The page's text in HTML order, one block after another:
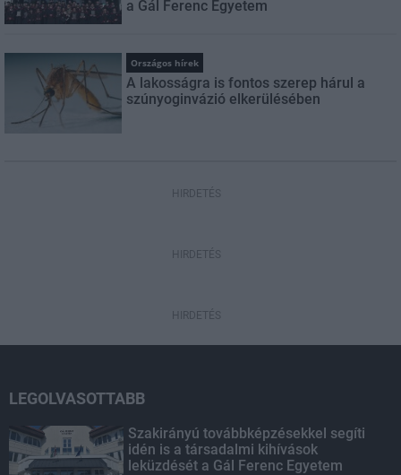
a Gál Ferenc Egyetem
Országos hírek
A lakosságra is fontos szerep hárul a
szúnyoginvázió elkerülésében
HIRDETÉS
HIRDETÉS
HIRDETÉS
LEGOLVASOTTABB
Szakirányú továbbképzésekkel segíti
idén is a társadalmi kihívások
leküzdését a Gál Ferenc Egyetem